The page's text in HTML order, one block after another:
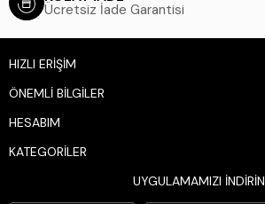
Ücretsiz İade Garantisi
HIZLI ERİŞİM
ÖNEMLİ BİLGİLER
HESABIM
KATEGORİLER
UYGULAMAMIZI İNDİRİN